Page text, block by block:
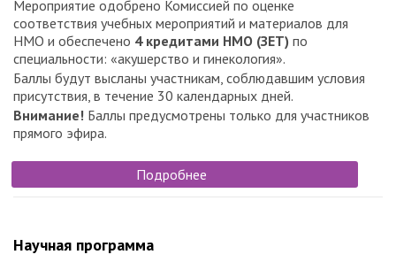
Мероприятие одобрено Комиссией по оценке
соответствия учебных мероприятий и материалов для
НМО и обеспечено 4 кредитами НМО (ЗЕТ) по
специальности: «акушерство и гинекология».
Баллы будут высланы участникам, соблюдавшим условия
присутствия, в течение 30 календарных дней.
Внимание! Баллы предусмотрены только для участников
прямого эфира.
Подробнее
Научная программа